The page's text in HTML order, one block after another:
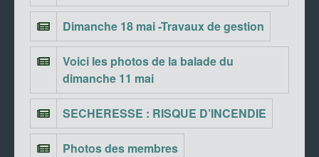
Dimanche 18 mai -Travaux de gestion
Voici les photos de la balade du
dimanche 11 mai
SECHERESSE : RISQUE D’INCENDIE
Photos des membres